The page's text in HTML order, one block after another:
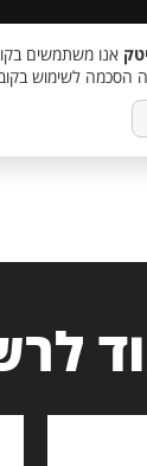
לשימוש